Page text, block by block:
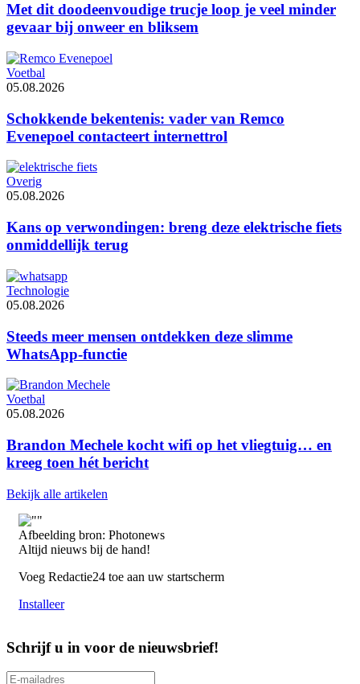
Met dit doodeenvoudige trucje loop je veel minder
gevaar bij onweer en bliksem
Voetbal
05.08.2026
Schokkende bekentenis: vader van Remco
Evenepoel contacteert internettrol
Overig
05.08.2026
Kans op verwondingen: breng deze elektrische fiets
onmiddellijk terug
Technologie
05.08.2026
Steeds meer mensen ontdekken deze slimme
WhatsApp-functie
Voetbal
05.08.2026
Brandon Mechele kocht wifi op het vliegtuig… en
kreeg toen hét bericht
Bekijk alle artikelen
Afbeelding bron: Photonews
Altijd nieuws bij de hand!
Voeg Redactie24 toe aan uw startscherm
Installeer
Schrijf u in voor de nieuwsbrief!